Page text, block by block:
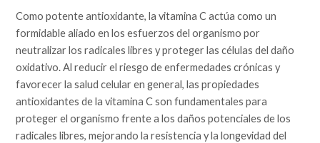
Como potente antioxidante, la vitamina C actúa como un
formidable aliado en los esfuerzos del organismo por
neutralizar los radicales libres y proteger las células del daño
oxidativo. Al reducir el riesgo de enfermedades crónicas y
favorecer la salud celular en general, las propiedades
antioxidantes de la vitamina C son fundamentales para
proteger el organismo frente a los daños potenciales de los
radicales libres, mejorando la resistencia y la longevidad del